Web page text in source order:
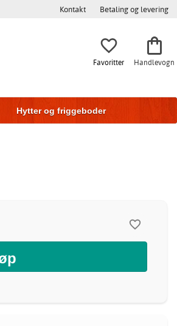
Kontakt Betaling og levering
Favoritter Handlevogn
Hytter og friggeboder